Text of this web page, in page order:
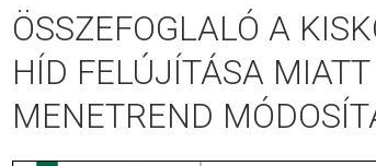
ÖSSZEFOGLALÓ A
HÍD FELÚJÍTÁSA MIATT
MENETREND